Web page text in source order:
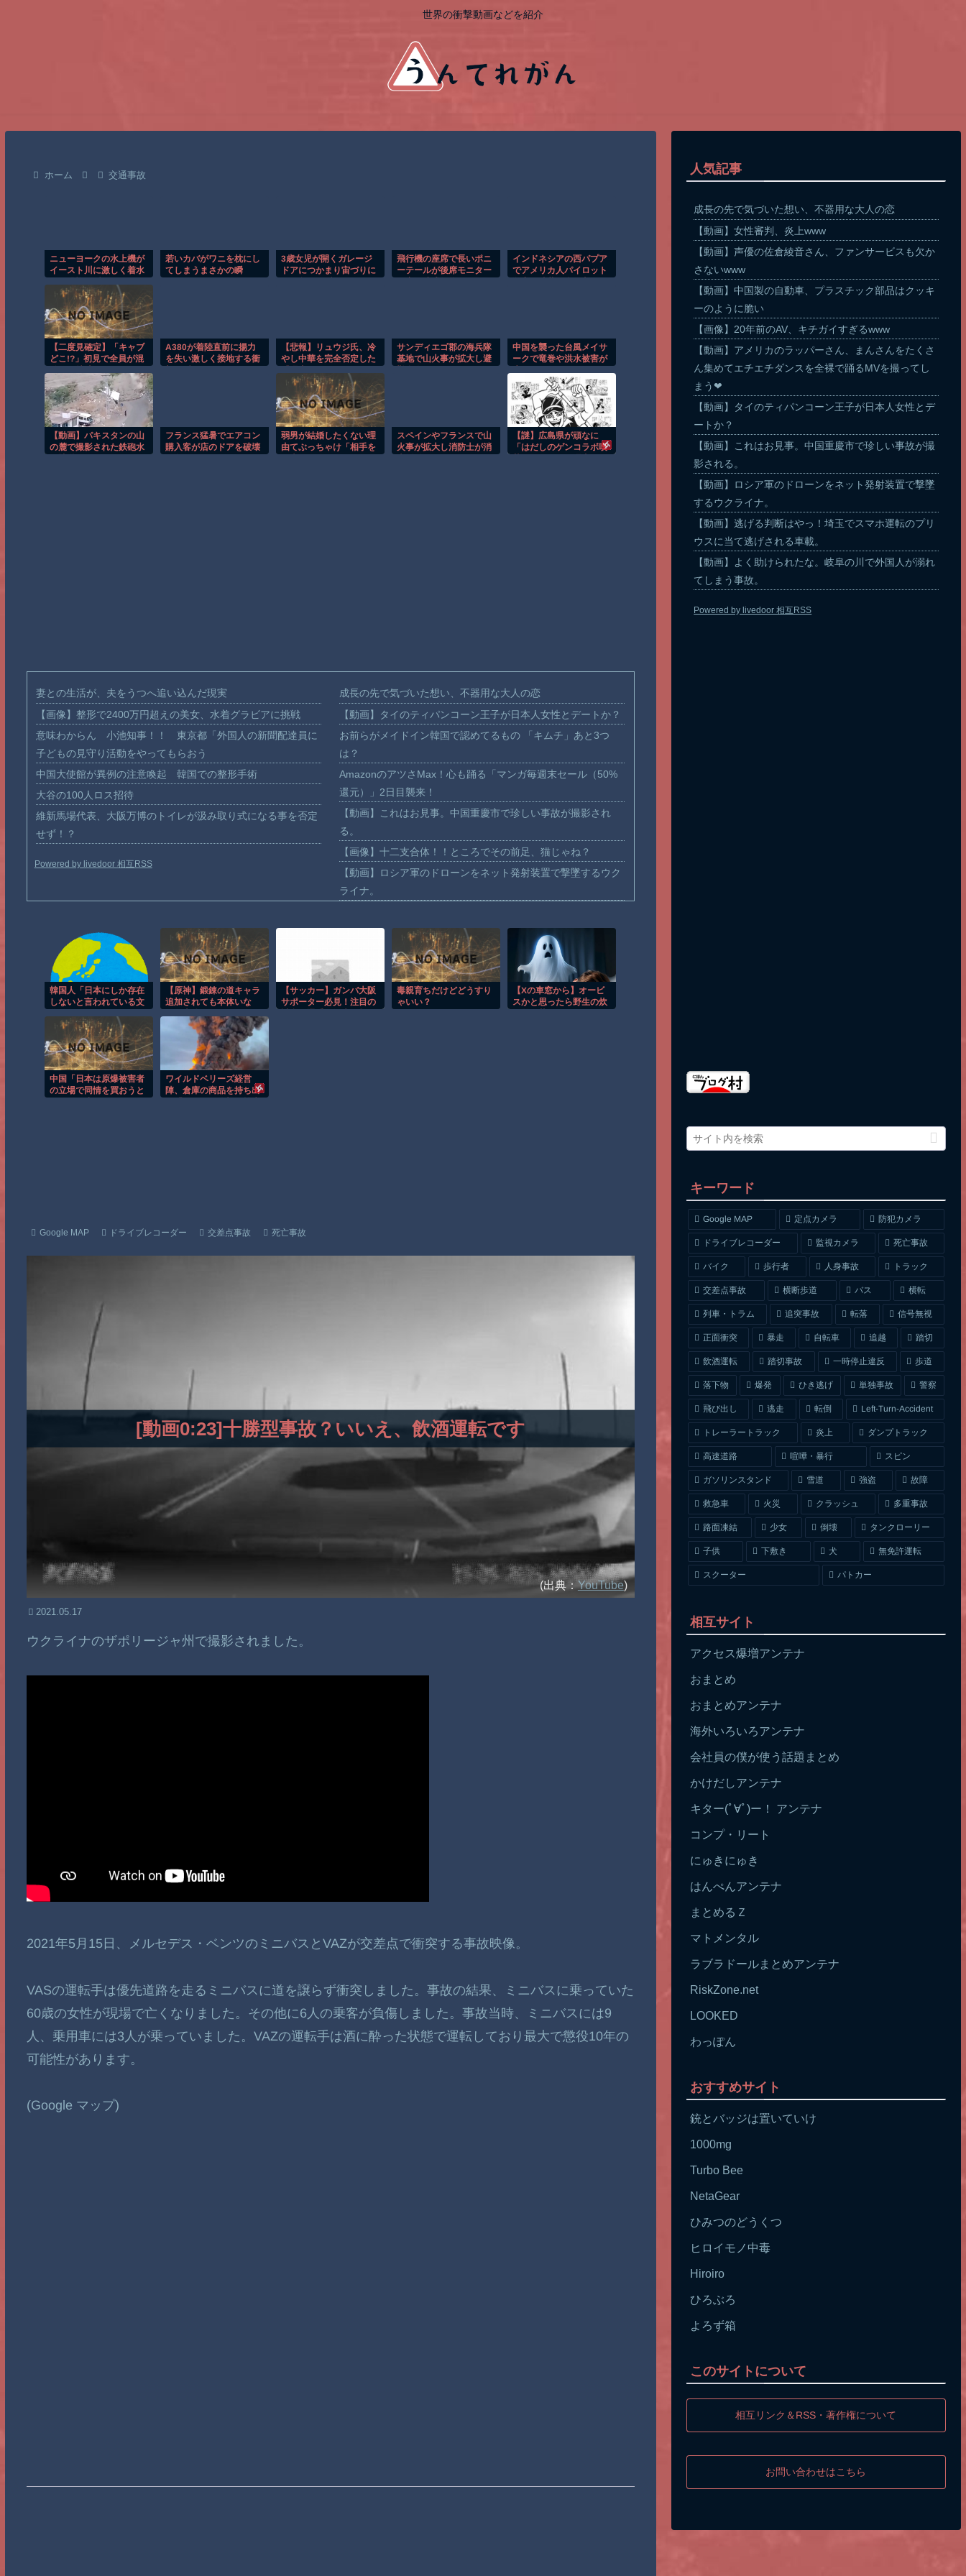
世界の衝撃動画などを紹介
ホーム 交通事故
ニューヨークの水上機が
イースト川に激しく着水
若いカバがワニを枕にし
てしまうまさかの瞬
3歳女児が開くガレージ
ドアにつかまり宙づりに
飛行機の座席で長いポニ
ーテールが後席モニター
インドネシアの西パプア
でアメリカ人パイロット
【二度見確定】「キャブ
どこ!?」初見で全員が混
【低すぎ】
A380が着陸直前に揚力
を失い激しく接地する衝
【悲報】リュウジ氏、冷
やし中華を完全否定した
イ・・・・・・
サンディエゴ郡の海兵隊
基地で山火事が拡大し避
中国を襲った台風メイサ
ークで竜巻や洪水被害が
【動画】パキスタンの山
の麓で撮影された鉄砲水
フランス猛暑でエアコン
購入客が店のドアを破壊
弱男が結婚したくない理
由てぶっちゃけ「相手を
スペインやフランスで山
火事が拡大し消防士が消
【謎】広島県が頑なに
「はだしのゲンコラボ喫
妻との生活が、夫をうつへ追い込んだ現実
【画像】整形で2400万円超えの美女、水着グラビアに挑戦
意味わからん 小池知事！！ 東京都「外国人の新聞配達員に
子どもの見守り活動をやってもらおう
中国大使館が異例の注意喚起 韓国での整形手術
大谷の100人ロス招待
維新馬場代表、大阪万博のトイレが汲み取り式になる事を否定
せず！？
Powered by livedoor 相互RSS
成長の先で気づいた想い、不器用な大人の恋
【動画】タイのティパンコーン王子が日本人女性とデートか？
お前らがメイドイン韓国で認めてるもの 「キムチ」あと3つ
は？
AmazonのアツさMax！心も踊る「マンガ毎週末セール（50%
還元）」2日目襲来！
【動画】これはお見事。中国重慶市で珍しい事故が撮影され
る。
【画像】十二支合体！！ところでその前足、猫じゃね？
【動画】ロシア軍のドローンをネット発射装置で撃墜するウク
ライナ。
て逃げされる車載。
【動画】よく助けられたな。岐阜の川で外国人が溺れてしまう
事故。
渡邊渚さん「私がPTSDと診断された当時、世間はまだPTSDと
いう言葉は浸透されていませんでした」
韓国人「日本にしか存在
しないと言われている文
【原神】鍛錬の道キャラ
追加されても本体いな
ゃんかよー
【サッカー】ガンバ大阪
サポーター必見！注目の
毒親育ちだけどどうすり
ゃいい？
【Xの車窓から】オービ
スかと思ったら野生の炊
中国「日本は原爆被害者
の立場で同情を買おうと
ワイルドベリーズ経営
陣、倉庫の商品を持ち出
Google MAP ドライブレコーダー 交差点事故 死亡事故
[動画0:23]十勝型事故？いいえ、飲酒運転です
(出典：YouTube)
2021.05.17
ウクライナのザポリージャ州で撮影されました。
2021年5月15日、メルセデス・ベンツのミニバスとVAZが交差点で衝突する事故映像。
VASの運転手は優先道路を走るミニバスに道を譲らず衝突しました。事故の結果、ミニバスに乗っていた
60歳の女性が現場で亡くなりました。その他に6人の乗客が負傷しました。事故当時、ミニバスには9
人、乗用車には3人が乗っていました。VAZの運転手は酒に酔った状態で運転しており最大で懲役10年の
可能性があります。
(Google マップ)
人気記事
成長の先で気づいた想い、不器用な大人の恋
【動画】女性審判、炎上www
【動画】声優の佐倉綾音さん、ファンサービスも欠か
さないwww
【動画】中国製の自動車、プラスチック部品はクッキ
ーのように脆い
【画像】20年前のAV、キチガイすぎるwww
【動画】アメリカのラッパーさん、まんさんをたくさ
ん集めてエチエチダンスを全裸で踊るMVを撮ってし
まう❤
【動画】タイのティパンコーン王子が日本人女性とデ
ートか？
【動画】これはお見事。中国重慶市で珍しい事故が撮
影される。
【動画】ロシア軍のドローンをネット発射装置で撃墜
するウクライナ。
【動画】逃げる判断はやっ！埼玉でスマホ運転のプリ
ウスに当て逃げされる車載。
【動画】よく助けられたな。岐阜の川で外国人が溺れ
てしまう事故。
Powered by livedoor 相互RSS
キーワード
Google MAP 定点カメラ 防犯カメラ
ドライブレコーダー 監視カメラ 死亡事故
バイク 歩行者 人身事故 トラック
交差点事故 横断歩道 バス 横転
列車・トラム 追突事故 転落 信号無視
正面衝突 暴走 自転車 追越 踏切
飲酒運転 踏切事故 一時停止違反 歩道
落下物 爆発 ひき逃げ 単独事故 警察
飛び出し 逃走 転倒 Left-Turn-Accident
トレーラートラック 炎上 ダンプトラック
高速道路 喧嘩・暴行 スピン
ガソリンスタンド 雪道 強盗 故障
救急車 火災 クラッシュ 多重事故
路面凍結 少女 倒壊 タンクローリー
子供 下敷き 犬 無免許運転
スクーター パトカー
相互サイト
アクセス爆増アンテナ
おまとめ
おまとめアンテナ
海外いろいろアンテナ
会社員の僕が使う話題まとめ
かけだしアンテナ
キター(ﾟ∀ﾟ)ー！ アンテナ
コンプ・リート
にゅきにゅき
はんぺんアンテナ
まとめるＺ
マトメンタル
ラブラドールまとめアンテナ
RiskZone.net
LOOKED
わっぽん
おすすめサイト
銃とバッジは置いていけ
1000mg
Turbo Bee
NetaGear
ひみつのどうくつ
ヒロイモノ中毒
Hiroiro
ひろぶろ
よろず箱
このサイトについて
相互リンク＆RSS・著作権について
お問い合わせはこちら